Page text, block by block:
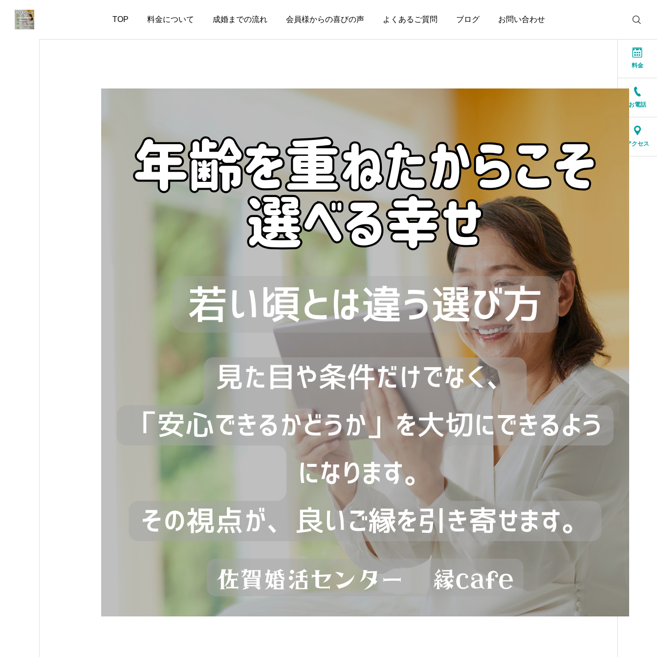
TOP 料金について 成婚までの流れ 会員様からの喜びの声 よくあるご質問 ブログ お問い合わせ
婚活で大切なのは、自分
を飾らない勇気
2026.08.05
失敗した経験がある人ほ
ど、幸せな結婚に近づけ
る
2026.08.04
親のためではなく、自分
の幸せのために婚活して
いい
2026.08.03
盛り上がることではなく
安心できること
2026.07.20
結婚相談所に来る人は、
特別な人ではありません
2026.07.17
料金
お電話
アクセス